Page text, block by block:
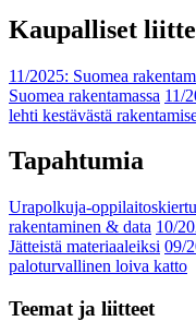
Kaupalliset
11/2025: Suomea
Suomea rakentamassa 11/
lehti kestävästä
Tapahtumia
Urapolkuja-
rakentaminen & data 10/
Jätteistä materiaaleiksi 09/
paloturvallinen loiva katto
Teemat ja liitteet